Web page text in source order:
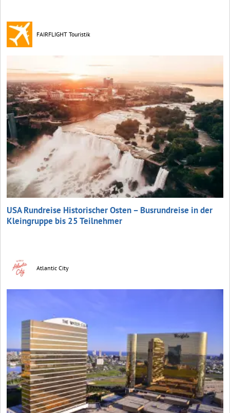
FAIRFLIGHT Touristik
USA Rundreise Historischer Osten – Busrundreise in der
Kleingruppe bis 25 Teilnehmer
Atlantic City